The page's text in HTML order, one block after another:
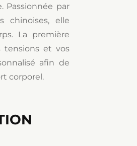
Passionnée par
chinoises, elle
La première
tensions et vos
afin de
corporel.